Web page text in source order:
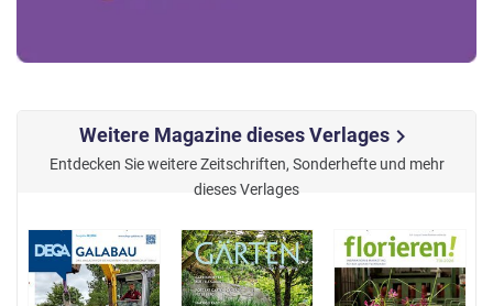
Weitere Magazine dieses Verlageschevron_right
Entdecken Sie weitere Zeitschriften, Sonderhefte und mehr
dieses Verlages